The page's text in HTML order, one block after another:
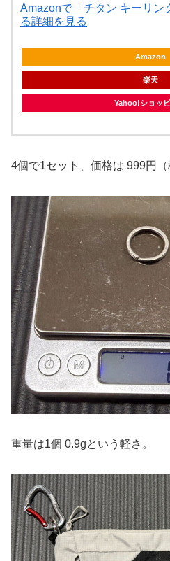
Amazonで「チタン キーリン
る詳細を見る
Amazon
楽天
Yahoo!ショッ
4個で1セット、価格は 999円（
重量は1個 0.9gという軽さ。